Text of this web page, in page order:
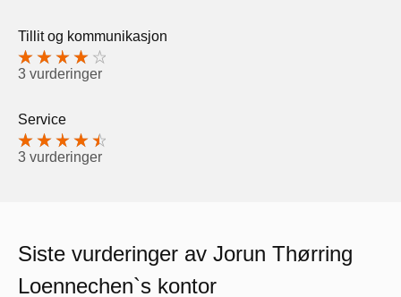
Tillit og kommunikasjon
3 vurderinger
Service
3 vurderinger
Siste vurderinger av Jorun Thørring
Loennechen`s kontor